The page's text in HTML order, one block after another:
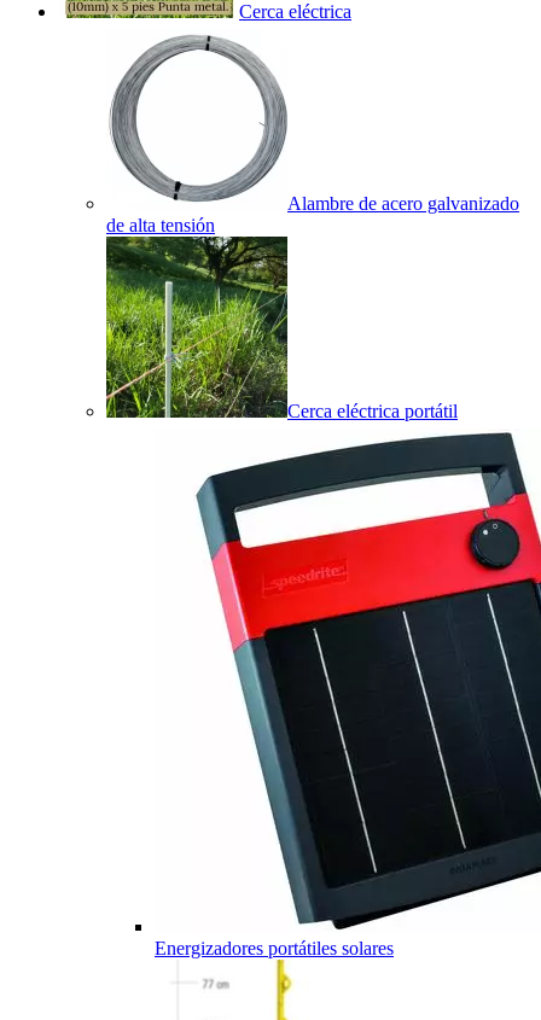
Cerca eléctrica
Alambre de acero galvanizado
de alta tensión
Cerca eléctrica portátil
Energizadores portátiles solares